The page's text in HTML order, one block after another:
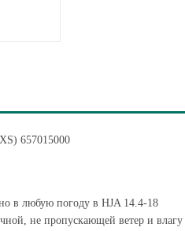
657015000
в любую погоду в HJA 14.4-18
не пропускающей ветер и влагу